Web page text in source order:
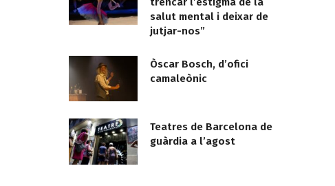
salut mental i deixar de
jutjar-nos”
Òscar Bosch, d’ofici
camaleònic
Teatres de Barcelona de
guàrdia a l’agost